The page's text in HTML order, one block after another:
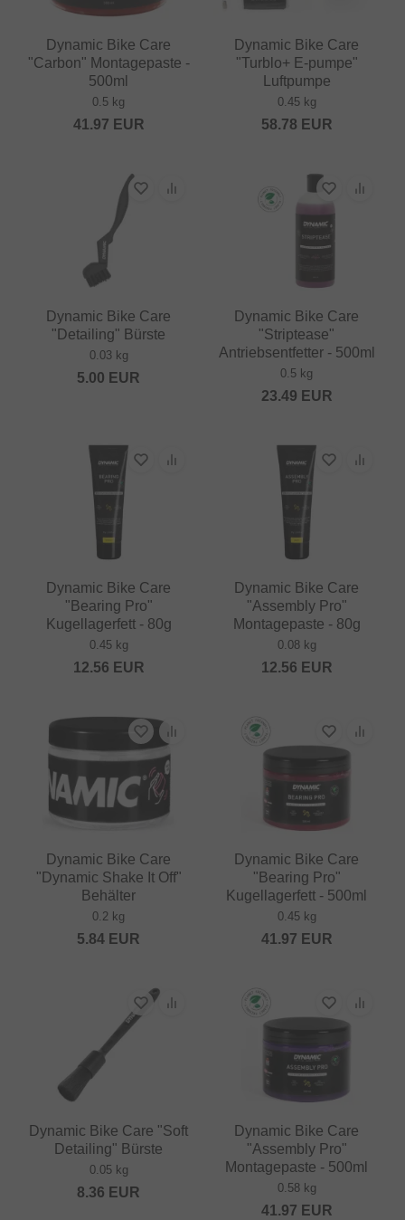
Dynamic Bike Care
"Carbon" Montagepaste -
500ml
0.5 kg
41.97 EUR
Dynamic Bike Care
"Turblo+ E-pumpe"
Luftpumpe
0.45 kg
58.78 EUR
Dynamic Bike Care
"Detailing" Bürste
0.03 kg
5.00 EUR
Dynamic Bike Care
"Striptease"
Antriebsentfetter - 500ml
0.5 kg
23.49 EUR
Dynamic Bike Care
"Bearing Pro"
Kugellagerfett - 80g
0.45 kg
12.56 EUR
Dynamic Bike Care
"Assembly Pro"
Montagepaste - 80g
0.08 kg
12.56 EUR
Dynamic Bike Care
"Dynamic Shake It Off"
Behälter
0.2 kg
5.84 EUR
Dynamic Bike Care
"Bearing Pro"
Kugellagerfett - 500ml
0.45 kg
41.97 EUR
Dynamic Bike Care "Soft
Detailing" Bürste
0.05 kg
8.36 EUR
Dynamic Bike Care
"Assembly Pro"
Montagepaste - 500ml
0.58 kg
41.97 EUR